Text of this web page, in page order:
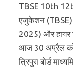
TBSE 10th
एजुकेशन (TBSE)
2025) और
आज 30 अप्रैल को
त्रिपुरा बोर्ड